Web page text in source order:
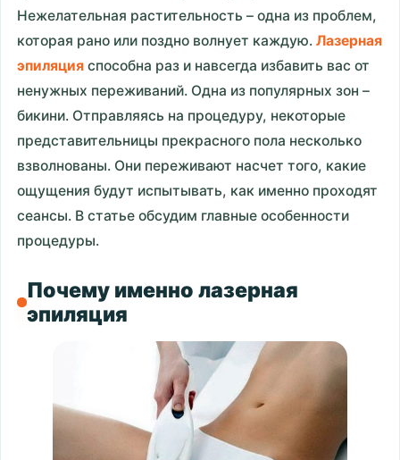
Нежелательная растительность – одна из проблем,
которая рано или поздно волнует каждую. Лазерная
эпиляция способна раз и навсегда избавить вас от
ненужных переживаний. Одна из популярных зон –
бикини. Отправляясь на процедуру, некоторые
представительницы прекрасного пола несколько
взволнованы. Они переживают насчет того, какие
ощущения будут испытывать, как именно проходят
сеансы. В статье обсудим главные особенности
процедуры.
Почему именно лазерная
эпиляция